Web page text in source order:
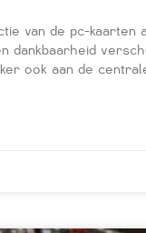
van de pc-kaarten
dankbaarheid
ook aan de